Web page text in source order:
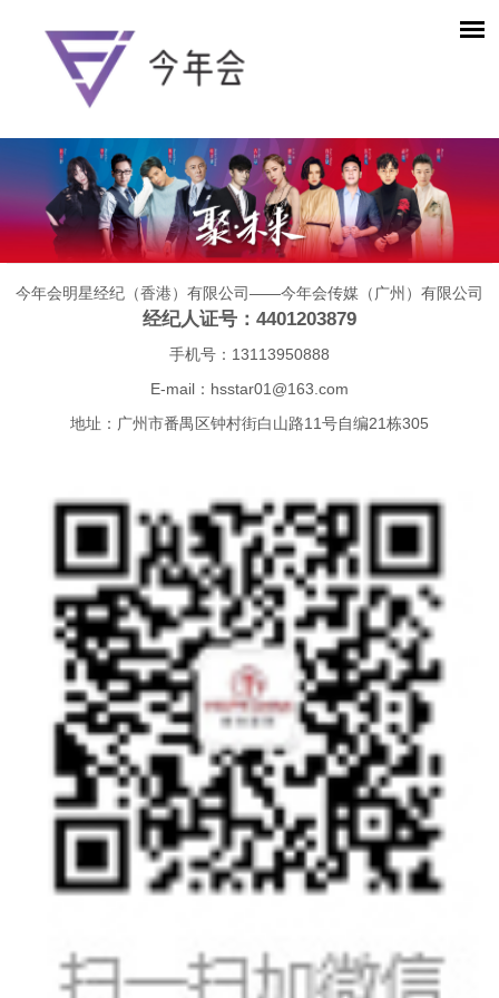
今年会明星经纪（香港）有限公司——今年会传媒（广州）有限公司
经纪人证号：4401203879
手机号：13113950888
E-mail： hsstar01@163.com
地址：广州市番禺区钟村街白山路11号自编21栋305